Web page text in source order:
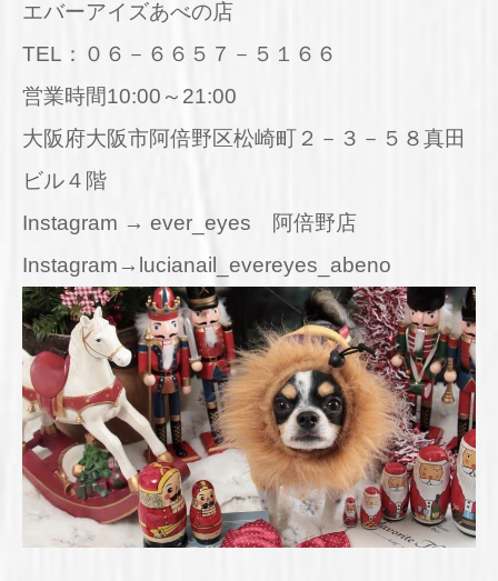
エバーアイズあべの店
TEL：０６－６６５７－５１６６
営業時間10:00～21:00
大阪府大阪市阿倍野区松崎町２－３－５８真田
ビル４階
Instagram → ever_eyes 阿倍野店
Instagram→lucianail_evereyes_abeno